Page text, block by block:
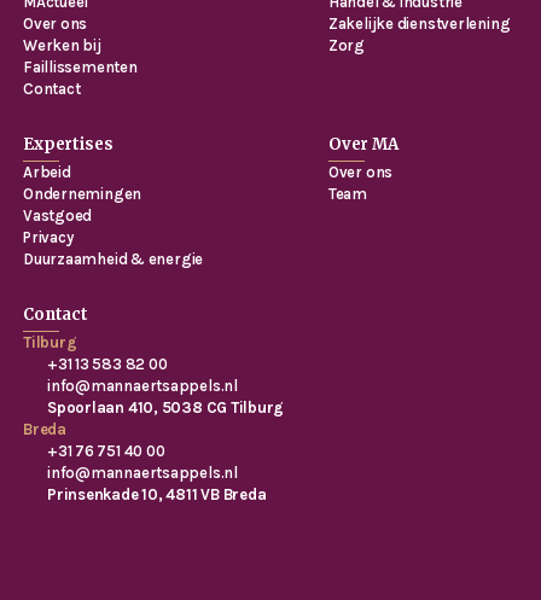
Over ons
Werken bij
Faillissementen
Contact
Zakelijke dienstverlening
Zorg
Expertises
Arbeid
Ondernemingen
Vastgoed
Privacy
Duurzaamheid & energie
Over MA
Over ons
Team
Contact
Tilburg
+31 13 583 82 00
info@mannaertsappels.nl
Spoorlaan 410, 5038 CG Tilburg
Breda
+31 76 751 40 00
info@mannaertsappels.nl
Prinsenkade 10, 4811 VB Breda